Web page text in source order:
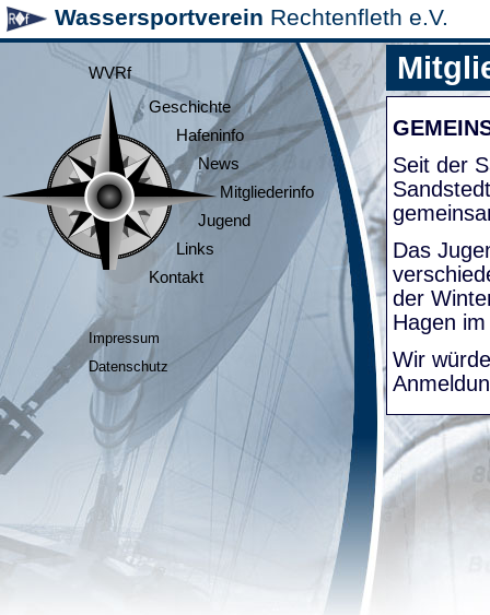
Wassersportverein Rechtenfleth e.V.
WVRf
Geschichte
Hafeninfo
News
Mitgliederinfo
Jugend
Links
Kontakt
Impressum
Datenschutz
Seit der
Das
der
Hagen
Wir